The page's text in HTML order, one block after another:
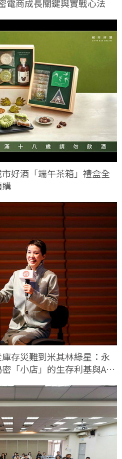
電商成長關鍵與實戰心法
好酒「端午茶箱」禮盒全
存災難到米其林綠星：永
「小店」的生存利基與AI